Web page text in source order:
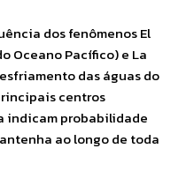
dos fenômenos El
Oceano Pacífico) e La
das águas do
centros
indicam probabilidade
ao longo de toda